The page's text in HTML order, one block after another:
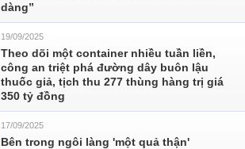
dàng”
19/09/2025
Theo dõi một container nhiều tuần liền,
công an triệt phá đường dây buôn lậu
thuốc giả, tịch thu 277 thùng hàng trị giá
350 tỷ đồng
17/09/2025
Bên trong ngôi làng 'một quả thận'